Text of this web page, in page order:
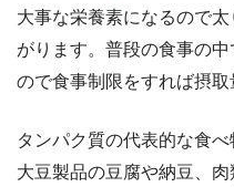
大事な栄養素になるので
がります。普段の食事の
ので食事制限をすれば摂取
タンパク質の代表的な食べ
大豆製品の豆腐や納豆、